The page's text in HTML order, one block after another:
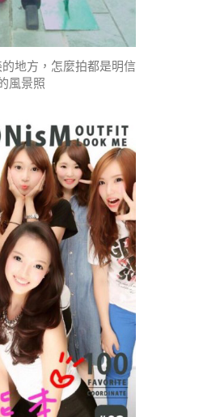
地方，怎麼拍都是明信
風景照